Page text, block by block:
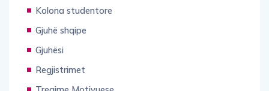
Kolona studentore
Gjuhë shqipe
Gjuhësi
Regjistrimet